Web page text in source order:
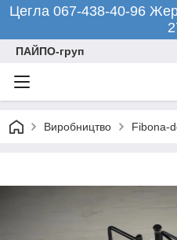
Цегла 067-438-40-96
ПАЙПО-груп
Виробництво Fibona-